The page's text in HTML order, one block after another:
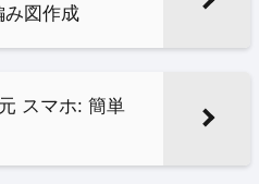
み図作成
スマホ: 簡単